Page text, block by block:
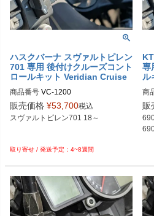
ハスクバーナ スヴァルトピレン
701 専用 後付けクルーズコント
ロールキット Veridian Cruise
商品番号 VC-1200
旧型番：VC-1080
M型番：1080
販売価格 ¥53,700税込
スヴァルトピレン701 18～
4~8週間
専
ル
商
50
M
販